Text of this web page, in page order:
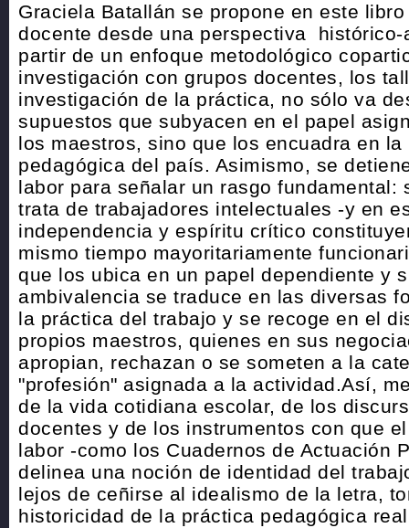
Graciela Batallán se propone en este
docente desde una perspectiva histórico-
partir de un enfoque metodológico
investigación con grupos docentes, los
investigación de la práctica, no sólo va
supuestos que subyacen en el papel
los maestros, sino que los encuadra en
pedagógica del país. Asimismo, se
labor para señalar un rasgo fundamental:
trata de trabajadores intelectuales -y en
independencia y espíritu crítico
mismo tiempo mayoritariamente
que los ubica en un papel dependiente y
ambivalencia se traduce en las diversas
la práctica del trabajo y se recoge en el
propios maestros, quienes en sus
apropian, rechazan o se someten a la
"profesión" asignada a la actividad.Así,
de la vida cotidiana escolar, de los
docentes y de los instrumentos con que
labor -como los Cuadernos de Actuación
delinea una noción de identidad del
lejos de ceñirse al idealismo de la letra,
historicidad de la práctica pedagógica